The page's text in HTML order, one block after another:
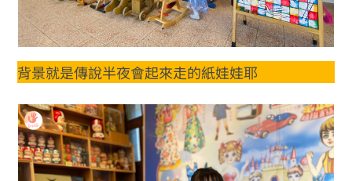
背景就是傳說半夜會起來走的紙娃娃耶